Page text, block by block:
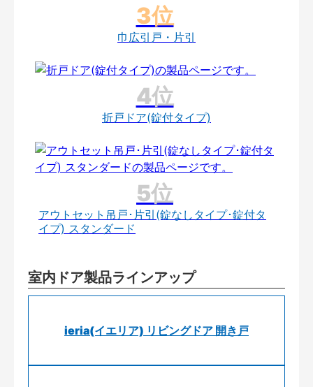
巾広引戸・片引
折戸ドア(錠付タイプ)
アウトセット吊戸･片引(錠なしタイプ･錠付タ
イプ) スタンダード
室内ドア製品ラインアップ
ieria(イエリア) リビングドア 開き戸